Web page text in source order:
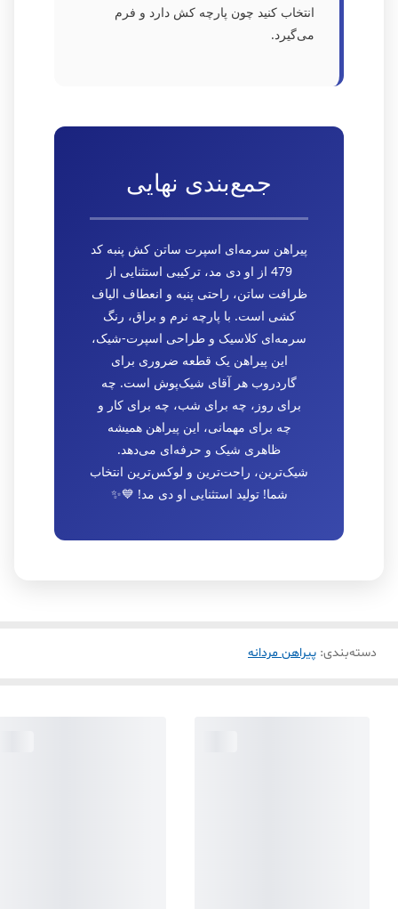
انتخاب کنید چون پارچه کش دارد و فرم
می‌گیرد.
جمع‌بندی نهایی
پیراهن سرمه‌ای اسپرت ساتن کش پنبه کد
479 از او دی مد، ترکیبی استثنایی از
ظرافت ساتن، راحتی پنبه و انعطاف الیاف
کشی است. با پارچه نرم و براق، رنگ
سرمه‌ای کلاسیک و طراحی اسپرت-شیک،
این پیراهن یک قطعه ضروری برای
گاردروب هر آقای شیک‌پوش است. چه
برای روز، چه برای شب، چه برای کار و
چه برای مهمانی، این پیراهن همیشه
ظاهری شیک و حرفه‌ای می‌دهد.
شیک‌ترین، راحت‌ترین و لوکس‌ترین انتخاب
شما! تولید استثنایی او دی مد! 💙✨
دسته‌بندی: پیراهن مردانه